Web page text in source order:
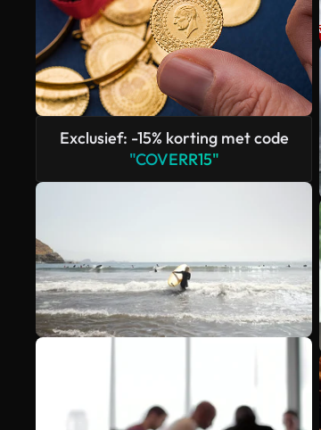
Exclusief: -15% korting met code
"COVERR15"